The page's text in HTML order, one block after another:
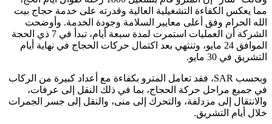
مما يعكس الكفاءة التشغيلية العالية وقدرته على خدمة حجاج بيت
الله الحرام وفق أعلى معايير السلامة وجودة الخدمة. وأوضحت
الشركة أن العمليات استمرت لمدة سبعة أيام، تبدأ في 7 ذي الحجة
الموافق 24 مايو، وتنتهي بعد اكتمال حركات الحجاج في نهاية أيام
التشريق في 30 مايو.
وبحسب SAR، فقد تعامل المترو بكفاءة مع أعداد كبيرة من الركاب
في جميع مراحل حركة الحجاج، بما في ذلك النقل إلى عرفات،
والانتقال إلى مزدلفة، والتحرك إلى منى، والنقل إلى جسر الجمرات
خلال أيام التشريق.